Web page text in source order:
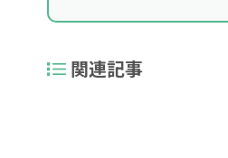
関連記事